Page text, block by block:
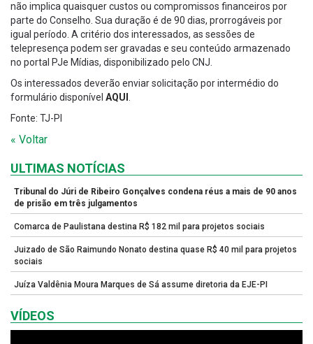
não implica quaisquer custos ou compromissos financeiros por
parte do Conselho. Sua duração é de 90 dias, prorrogáveis por
igual período. A critério dos interessados, as sessões de
telepresença podem ser gravadas e seu conteúdo armazenado
no portal PJe Mídias, disponibilizado pelo CNJ.
Os interessados deverão enviar solicitação por intermédio do
formulário disponível AQUI
Fonte: TJ-PI
« Voltar
ULTIMAS NOTÍCIAS
Tribunal do Júri de Ribeiro Gonçalves condena réus a mais de 90 anos
de prisão em três julgamentos
Comarca de Paulistana destina R$ 182 mil para projetos sociais
Juizado de São Raimundo Nonato destina quase R$ 40 mil para projetos
sociais
Juíza Valdênia Moura Marques de Sá assume diretoria da EJE-PI
VÍDEOS